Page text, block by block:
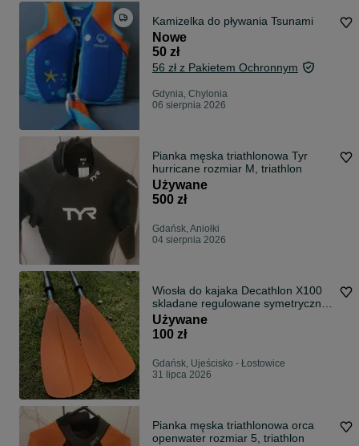
Kamizelka do pływania Tsunami
Nowe
50 zł
56 zł z Pakietem Ochronnym
Gdynia, Chylonia
06 sierpnia 2026
Pianka męska triathlonowa Tyr
hurricane rozmiar M, triathlon
Używane
500 zł
Gdańsk, Aniołki
04 sierpnia 2026
Wiosła do kajaka Decathlon X100
skladane regulowane symetryczne
2-wu częściowe
Używane
100 zł
Gdańsk, Ujeścisko - Łostowice
31 lipca 2026
Pianka męska triathlonowa orca
openwater rozmiar 5, triathlon